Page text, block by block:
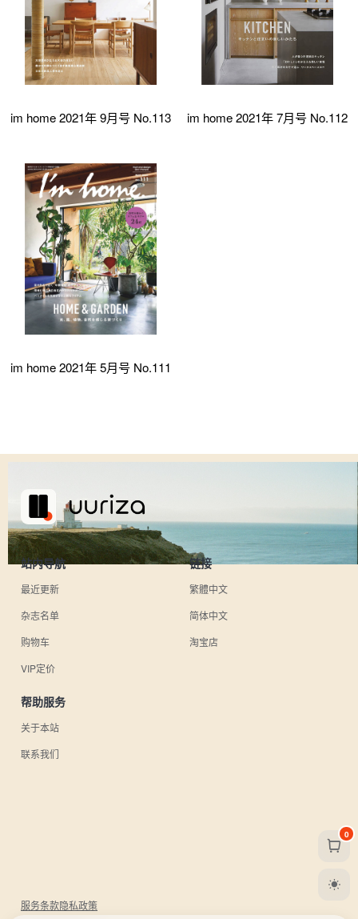
im home 2021年 9月号 No.113 im home 2021年 7月号 No.112
im home 2021年 5月号 No.111
站内导航
最近更新
杂志名单
购物车
VIP定价
链接
繁體中文
简体中文
淘宝店
帮助服务
关于本站
联系我们
服务条款隐私政策
0